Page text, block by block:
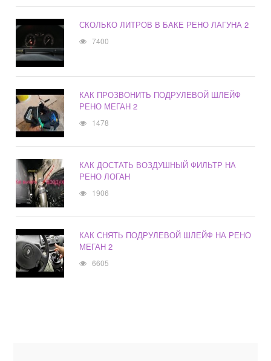
СКОЛЬКО ЛИТРОВ В БАКЕ РЕНО ЛАГУНА 2
7400
КАК ПРОЗВОНИТЬ ПОДРУЛЕВОЙ ШЛЕЙФ
РЕНО МЕГАН 2
1478
КАК ДОСТАТЬ ВОЗДУШНЫЙ ФИЛЬТР НА
РЕНО ЛОГАН
1906
КАК СНЯТЬ ПОДРУЛЕВОЙ ШЛЕЙФ НА РЕНО
МЕГАН 2
6605